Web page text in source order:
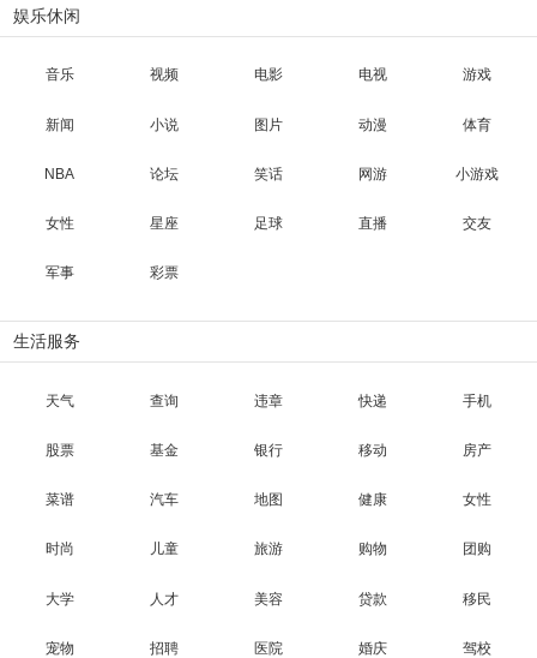
娱乐休闲
音乐 视频 电影 电视 游戏
新闻 小说 图片 动漫 体育
NBA 论坛 笑话 网游 小游戏
女性 星座 足球 直播 交友
军事 彩票
生活服务
天气 查询 违章 快递 手机
股票 基金 银行 移动 房产
菜谱 汽车 地图 健康 女性
时尚 儿童 旅游 购物 团购
大学 人才 美容 贷款 移民
宠物 招聘 医院 婚庆 驾校